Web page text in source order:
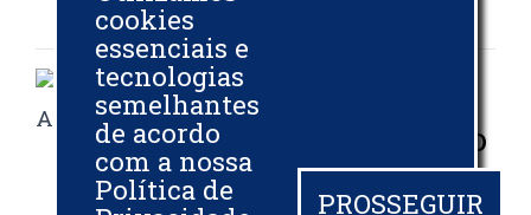
Governo dá
aval para leilão
que vai
cookies
essenciais e
tecnologias
semelhantes
de acordo
com a nossa
Política de
PROSSEGUIR